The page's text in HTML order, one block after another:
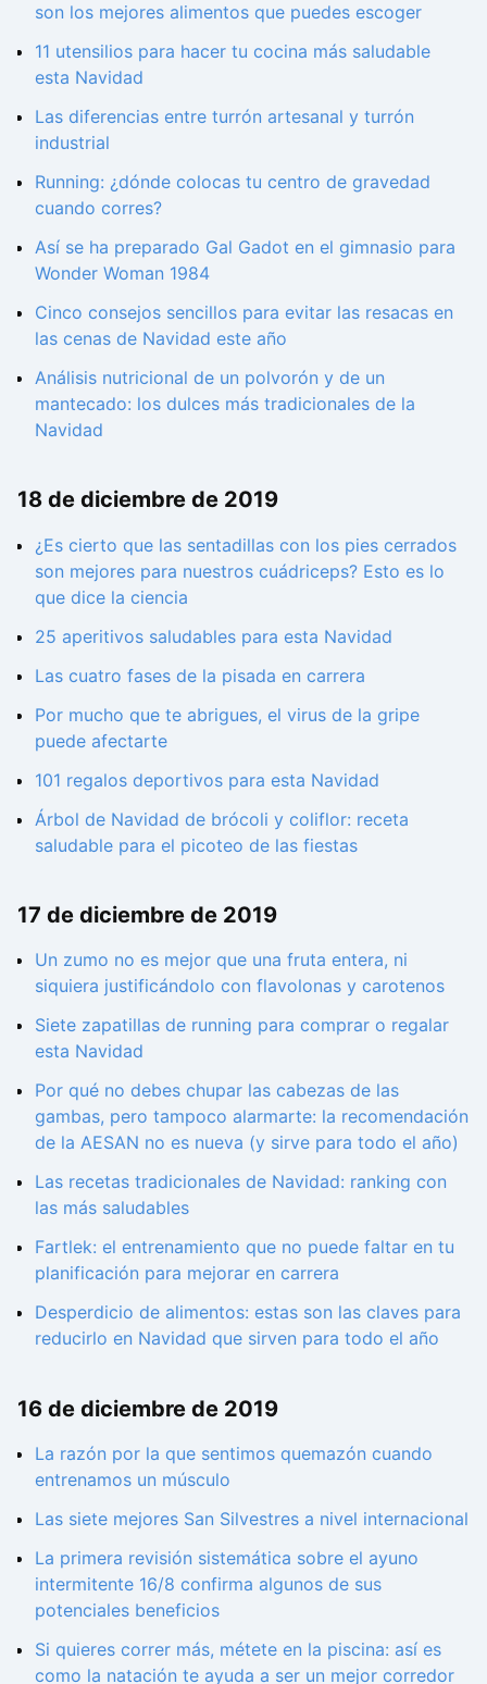
son los mejores alimentos que puedes escoger
11 utensilios para hacer tu cocina más saludable
esta Navidad
Las diferencias entre turrón artesanal y turrón
industrial
Running: ¿dónde colocas tu centro de gravedad
cuando corres?
Así se ha preparado Gal Gadot en el gimnasio para
Wonder Woman 1984
Cinco consejos sencillos para evitar las resacas en
las cenas de Navidad este año
Análisis nutricional de un polvorón y de un
mantecado: los dulces más tradicionales de la
Navidad
18 de diciembre de 2019
¿Es cierto que las sentadillas con los pies cerrados
son mejores para nuestros cuádriceps? Esto es lo
que dice la ciencia
25 aperitivos saludables para esta Navidad
Las cuatro fases de la pisada en carrera
Por mucho que te abrigues, el virus de la gripe
puede afectarte
101 regalos deportivos para esta Navidad
Árbol de Navidad de brócoli y coliflor: receta
saludable para el picoteo de las fiestas
17 de diciembre de 2019
Un zumo no es mejor que una fruta entera, ni
siquiera justificándolo con flavolonas y carotenos
Siete zapatillas de running para comprar o regalar
esta Navidad
Por qué no debes chupar las cabezas de las
gambas, pero tampoco alarmarte: la recomendación
de la AESAN no es nueva (y sirve para todo el año)
Las recetas tradicionales de Navidad: ranking con
las más saludables
Fartlek: el entrenamiento que no puede faltar en tu
planificación para mejorar en carrera
Desperdicio de alimentos: estas son las claves para
reducirlo en Navidad que sirven para todo el año
16 de diciembre de 2019
La razón por la que sentimos quemazón cuando
entrenamos un músculo
Las siete mejores San Silvestres a nivel internacional
La primera revisión sistemática sobre el ayuno
intermitente 16/8 confirma algunos de sus
potenciales beneficios
Si quieres correr más, métete en la piscina: así es
como la natación te ayuda a ser un mejor corredor